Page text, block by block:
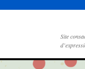
Site